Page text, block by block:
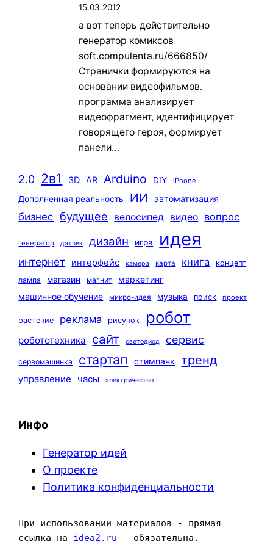
15.03.2012
а вот теперь действительно
генератор комиксов
soft.compulenta.ru/666850/
Странички формируются на
основании видеофильмов.
программа анализирует
видеофрагмент, идентифицирует
говорящего героя, формирует
панели…
2.0 2в1 3D AR Arduino DIY iPhone
Дополненная реальность ИИ автоматизация
бизнес будущее велосипед видео вопрос
генератор датчик дизайн игра идея
интернет интерфейс камера карта книга
концепт
лампа
магазин магнит
маркетинг
машинное обучение
микро-идея музыка поиск проект
растение реклама рисунок робот
робототехника сайт светодиод сервис
сервомашинка стартап стимпанк тренд
управление часы электричество
Инфо
Генератор идей
О проекте
Политика конфиденциальности
При использовании материалов - прямая
ссылка на idea2.ru — обязательна.